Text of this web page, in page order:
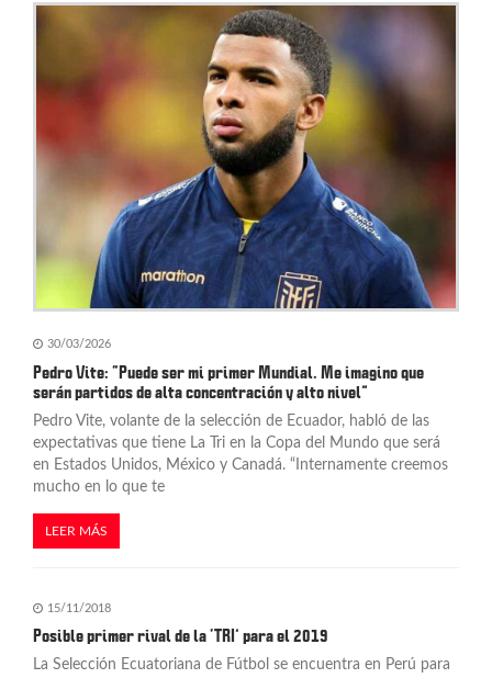
30/03/2026
Pedro Vite: “Puede ser mi primer Mundial. Me imagino que
serán partidos de alta concentración y alto nivel”
Pedro Vite, volante de la selección de Ecuador, habló de las
expectativas que tiene La Tri en la Copa del Mundo que será
en Estados Unidos, México y Canadá. “Internamente creemos
mucho en lo que te
LEER MÁS
15/11/2018
Posible primer rival de la ‘TRI’ para el 2019
La Selección Ecuatoriana de Fútbol se encuentra en Perú para